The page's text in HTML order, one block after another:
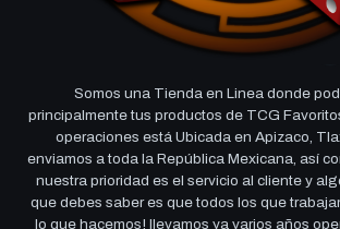
Somos una Tienda en Linea donde
principalmente tus productos de TCG
operaciones está Ubicada en Apizaco,
enviamos a toda la República Mexicana, así
nuestra prioridad es el servicio al cliente y
que debes saber es que todos los que
lo que hacemos! llevamos ya varios años